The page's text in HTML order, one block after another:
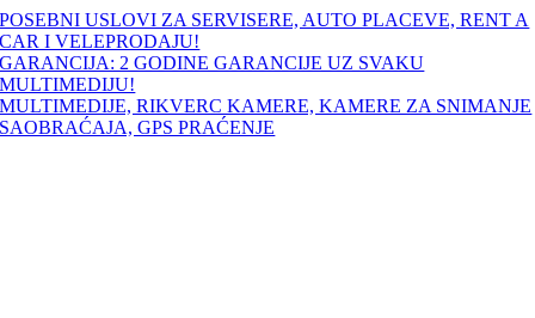
Skip
to
content
POSEBNI USLOVI ZA SERVISERE, AUTO PLACEVE, RENT A
CAR I VELEPRODAJU!
GARANCIJA: 2 GODINE GARANCIJE UZ SVAKU
MULTIMEDIJU!
MULTIMEDIJE, RIKVERC KAMERE, KAMERE ZA SNIMANJE
SAOBRAĆAJA, GPS PRAĆENJE